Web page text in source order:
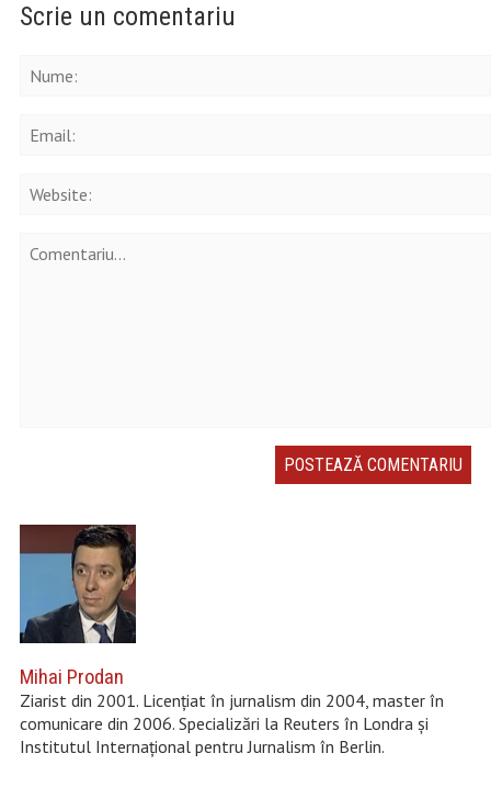
Scrie un comentariu
Mihai Prodan
Ziarist din 2001. Licențiat în jurnalism din 2004, master în
comunicare din 2006. Specializări la Reuters în Londra și
Institutul Internațional pentru Jurnalism în Berlin.